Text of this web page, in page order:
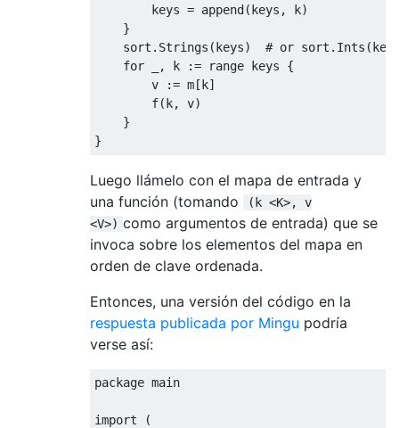
        keys
= append(keys , k)
}
    sort
. Strings (keys)
# or
for
, k := range keys {
        v
:= m[k]
        f
(k, v)
}
}
Luego llámelo con el mapa de entrada y
una función (tomando
(k <K>, v
<V>) como argumentos de entrada) que se
invoca sobre los elementos del mapa en
orden de clave ordenada.
Entonces, una versión del código en la
respuesta publicada por Mingu podría
verse así:
package main
import
(